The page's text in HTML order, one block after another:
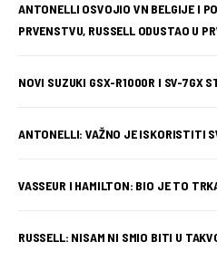
ANTONELLI OSVOJIO VN BELGIJE I
PRVENSTVU, RUSSELL ODUSTAO U
NOVI SUZUKI GSX-R1000R I SV-7GX
ANTONELLI: VAŽNO JE ISKORISTITI
VASSEUR I HAMILTON: BIO JE TO
RUSSELL: NISAM NI SMIO BITI U